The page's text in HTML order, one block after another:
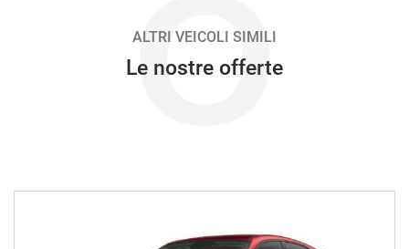
O
ALTRI VEICOLI SIMILI
Le nostre offerte